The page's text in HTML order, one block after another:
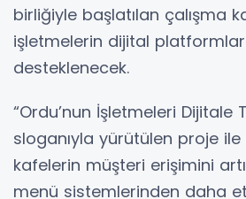
birliğiyle başlatılan çalışma
işletmelerin dijital
desteklenecek.
“Ordu’nun İşletmeleri Dijitale
sloganıyla yürütülen proje
kafelerin müşteri erişimini
menü sistemlerinden daha